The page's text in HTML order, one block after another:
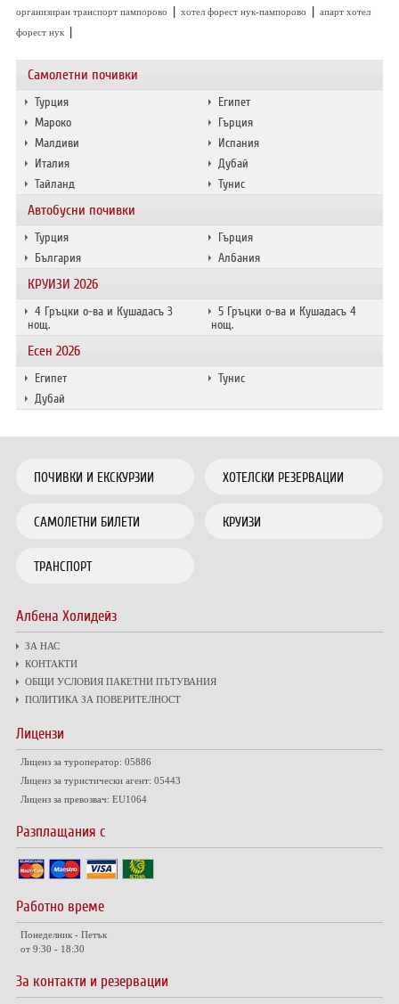
Самолетни почивки
Турция
Египет
Мароко
Гърция
Малдиви
Испания
Италия
Дубай
Тайланд
Тунис
Автобусни почивки
Турция
Гърция
България
Албания
КРУИЗИ 2026
4 Гръцки о-ва и Кушадасъ 3
нощ.
5 Гръцки о-ва и Кушадасъ 4
нощ.
Есен 2026
Египет
Тунис
Дубай
организиран транспорт пампорово | хотел форест нук-пампорово | апарт хотел
форест нук |
ПОЧИВКИ И ЕКСКУРЗИИ ХОТЕЛСКИ РЕЗЕРВАЦИИ
САМОЛЕТНИ БИЛЕТИ КРУИЗИ
ТРАНСПОРТ
Албена Холидейз
ЗА НАС
КОНТАКТИ
ОБЩИ УСЛОВИЯ ПАКЕТНИ ПЪТУВАНИЯ
ПОЛИТИКА ЗА ПОВЕРИТЕЛНОСТ
Лицензи
Лиценз за туроператор: 05886
Лиценз за туристически агент: 05443
Лиценз за превозвач: EU1064
Разплащания с
Работно време
Понеделник - Петък
от 9:30 - 18:30
За контакти и резервации